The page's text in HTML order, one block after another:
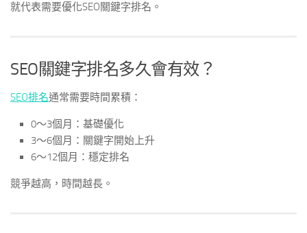
就代表需要優化SEO關鍵字排名。
SEO關鍵字排名多久會有效？
SEO排名通常需要時間累積：
0～3個月：基礎優化
3～6個月：關鍵字開始上升
6～12個月：穩定排名
競爭越高，時間越長。